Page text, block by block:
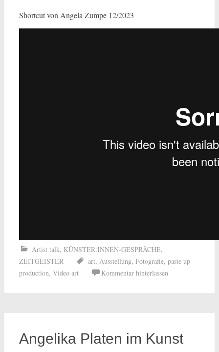
Shortcut von Angela Zumpe 12/2023
Artist talk, KÜNSTER:INNEN-GESPRÄCHE,
ZEITGEISTER
art, Ausstellung, Fotografie, paste up
production, Video art Kommentar hinterlassen
Angelika Platen im Kunst